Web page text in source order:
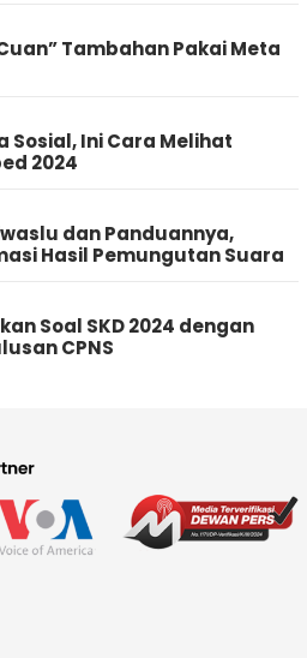
Tambahan Pakai Meta
Sosial, Ini Cara Melihat
2024
dan Panduannya,
Hasil Pemungutan Suara
Soal SKD 2024 dengan
CPNS